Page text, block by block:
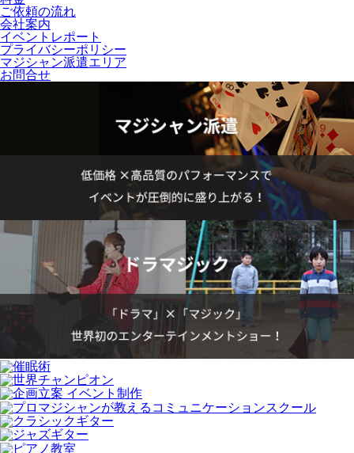
ご依頼の流れ
会社案内
イベントレポート
プライバシーポリシー
マジシャン派遣エリア
お問合せ